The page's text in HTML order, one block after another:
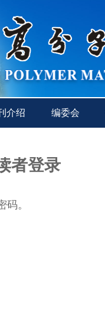
介绍 编委会
者登录
。